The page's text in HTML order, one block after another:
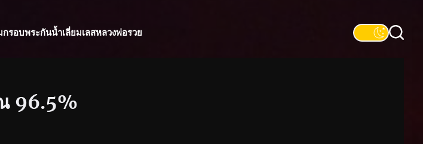
กรอบพระกันน้ำเลี่ยมเลสหลวงพ่อรวย
96.5%